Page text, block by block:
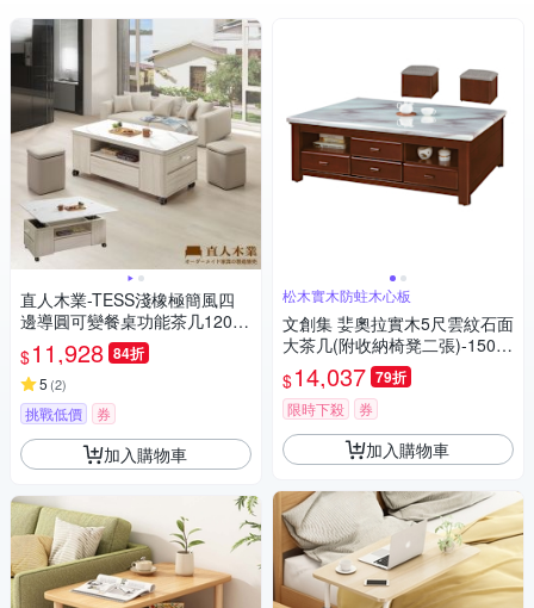
直人木業-TESS淺橡極簡風四
邊導圓可變餐桌功能茶几120公
分(含兩張收納椅凳)
$11,928 84折
5 (2)
挑戰低價 券
加入購物車
松木實木防蛀木心板
文創集 婓奧拉實木5尺雲紋石面
大茶几(附收納椅凳二張)-150x9
0x48cm免組
$14,037 79折
限時下殺 券
加入購物車